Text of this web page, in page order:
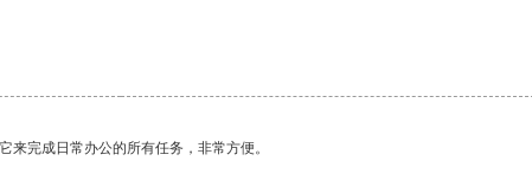
完成日常办公的所有任务，非常方便。